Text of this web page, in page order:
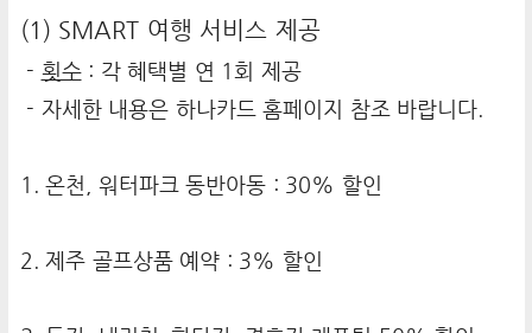
(1) SMART 여행 서비스 제공
- 횟수: 각 혜택별 연 1회 제공
- 자세한 내용은 하나카드 홈페이지 참조 바랍니다.
1. 온천, 워터파크 동반아동 : 30% 할인
2. 제주 골프상품 예약 : 3% 할인